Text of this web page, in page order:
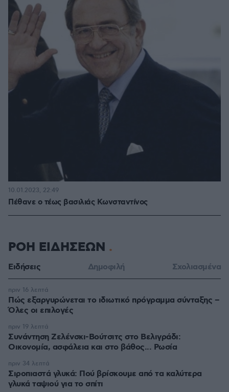
Πέθανε ο τέως βασιλιάς Κωνσταντίνος
10.01.2023, 22:49
ΡΟΗ ΕΙΔΗΣΕΩΝ
Ειδήσεις Δημοφιλή Σχολιασμένα
Πώς εξαργυρώνεται το ιδιωτικό πρόγραμμα σύνταξης –
Όλες οι επιλογές
πριν 16 λεπτά
Συνάντηση Ζελένσκι-Βούτσιτς στο Βελιγράδι:
Οικονομία, ασφάλεια και στο βάθος... Ρωσία
πριν 19 λεπτά
Σιροπιαστά γλυκά: Πού βρίσκουμε από τα καλύτερα
γλυκά ταψιού για το σπίτι
πριν 34 λεπτά